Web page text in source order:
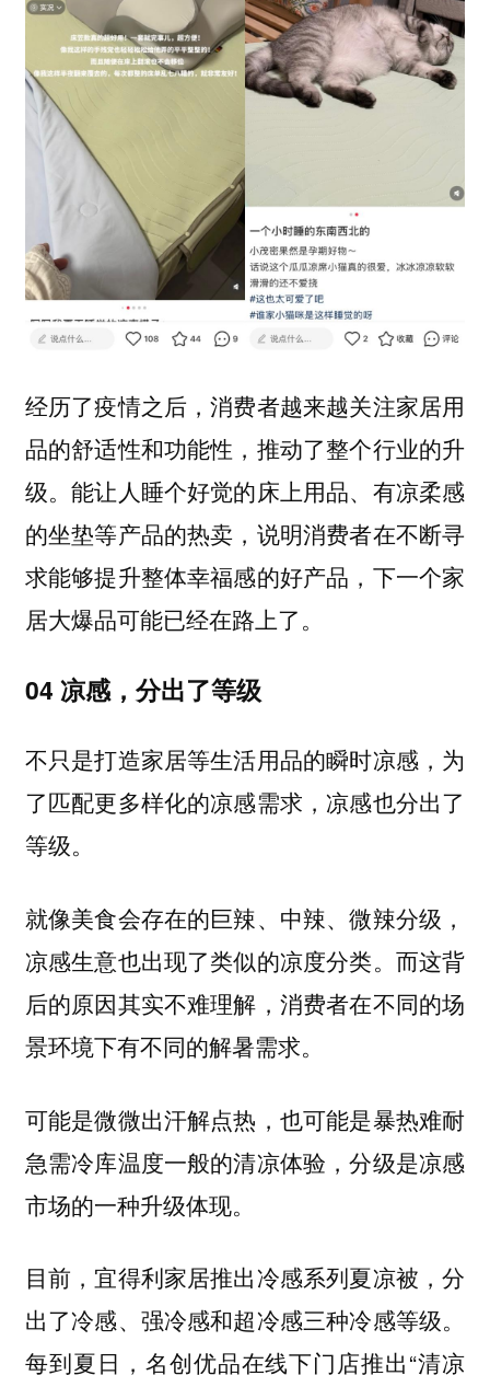
经历了疫情之后，消费者越来越关注家居用
品的舒适性和功能性，推动了整个行业的升
级。能让人睡个好觉的床上用品、有凉柔感
的坐垫等产品的热卖，说明消费者在不断寻
求能够提升整体幸福感的好产品，下一个家
居大爆品可能已经在路上了。
04 凉感，分出了等级
不只是打造家居等生活用品的瞬时凉感，为
了匹配更多样化的凉感需求，凉感也分出了
等级。
就像美食会存在的巨辣、中辣、微辣分级，
凉感生意也出现了类似的凉度分类。而这背
后的原因其实不难理解，消费者在不同的场
景环境下有不同的解暑需求。
可能是微微出汗解点热，也可能是暴热难耐
急需冷库温度一般的清凉体验，分级是凉感
市场的一种升级体现。
目前，宜得利家居推出冷感系列夏凉被，分
出了冷感、强冷感和超冷感三种冷感等级。
每到夏日，名创优品在线下门店推出“清凉